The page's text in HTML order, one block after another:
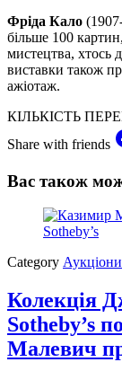
Фріда Кало
більше 100
мистецтва, хтось
виставки також
ажіотаж.
КІЛЬКІСТЬ
Share with friends
Вас також
Category Аукціони
Колекція
Sotheby’s
Малевич